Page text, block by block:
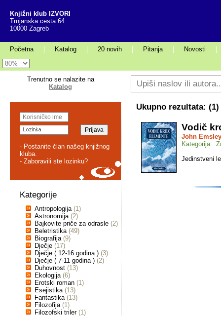
Knjižni klub IZVORI
Trnjanska cesta 64
10000 Zagreb
Početna Katalog 20 novih Pitanja Novosti
Trenutno se nalazite na
Katalog
- Postanite član našeg knjižnog
kluba.
- Zaboravili ste lozinku?
Kategorije
Antropologija (1)
Astronomija (2)
Bajkovite priče za odrasle (2)
Beletristika (49)
Biografija (9)
Dječje (17)
Dječje ( 12-16 godina ) (3)
Dječje ( 7-11 godina ) (2)
Duhovnost (13)
Ekologija (6)
Erotski roman (1)
Esejistika (13)
Fantastika (13)
Filozofija (1)
Filozofski triler (1)
Ukupno rezultata: (1)
Vodič
John Emsley
Kategorija:
Jedinstveni